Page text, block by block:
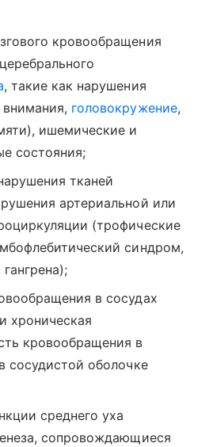
кровообращения
, такие как нарушения
головокружение,
ишемические и
состояния;
тканей
артериальной или
(трофические
синдром,
гангрена);
в сосудах
хроническая
кровообращения в
сосудистой оболочке
среднего уха
сопровождающиеся